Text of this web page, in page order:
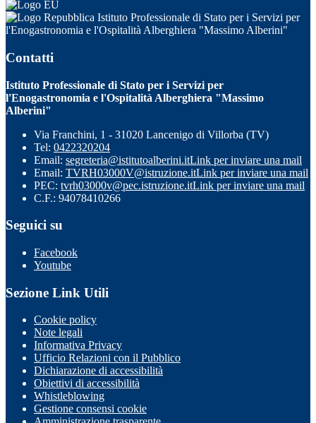
Istituto Professionale di Stato per i Servizi per
l'Enogastronomia e l'Ospitalità Alberghiera "Massimo Alberini"
Contatti
Istituto Professionale di Stato per i Servizi per
l'Enogastronomia e l'Ospitalità Alberghiera "Massimo
Alberini"
Via Franchini, 1 - 31020 Lancenigo di Villorba (TV)
Tel: 0422320204
Email: segreteria@istitutoalberini.itLink per inviare una mail
Email: TVRH03000V@istruzione.itLink per inviare una mail
PEC: tvrh03000v@pec.istruzione.itLink per inviare una mail
C.F.: 94078410266
Seguici su
Facebook
Youtube
Sezione Link Utili
Cookie policy
Note legali
Informativa Privacy
Ufficio Relazioni con il Pubblico
Dichiarazione di accessibilità
Obiettivi di accessibilità
Whistleblowing
Gestione consensi cookie